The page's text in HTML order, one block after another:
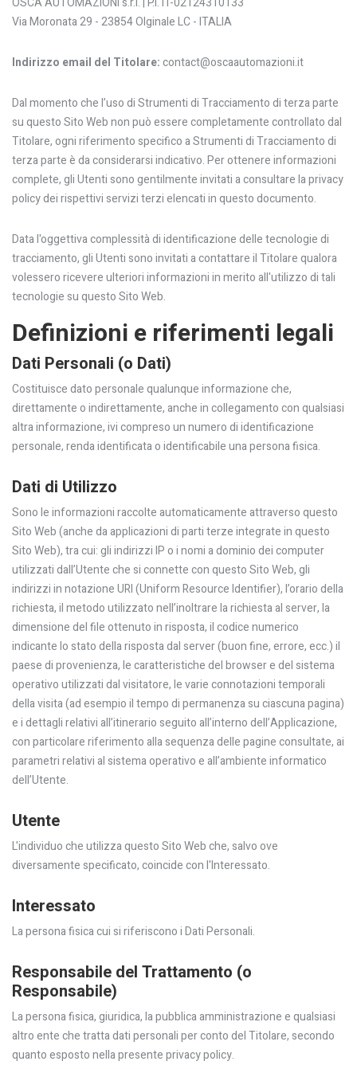
Via Moronata 29 - 23854 Olginale LC - ITALIA
Indirizzo email del Titolare:contact@oscaautomazioni.it
Dal momento che l’uso di Strumenti di Tracciamento di terza parte
su questo Sito Web non può essere completamente controllato dal
Titolare, ogni riferimento specifico a Strumenti di Tracciamento di
terza parte è da considerarsi indicativo. Per ottenere informazioni
complete, gli Utenti sono gentilmente invitati a consultare la privacy
policy dei rispettivi servizi terzi elencati in questo documento.
Data l'oggettiva complessità di identificazione delle tecnologie di
tracciamento, gli Utenti sono invitati a contattare il Titolare qualora
volessero ricevere ulteriori informazioni in merito all'utilizzo di tali
tecnologie su questo Sito Web.
Definizioni e riferimenti legali
Dati Personali (o Dati)
Costituisce dato personale qualunque informazione che,
direttamente o indirettamente, anche in collegamento con qualsiasi
altra informazione, ivi compreso un numero di identificazione
personale, renda identificata o identificabile una persona fisica.
Dati di Utilizzo
Sono le informazioni raccolte automaticamente attraverso questo
Sito Web (anche da applicazioni di parti terze integrate in questo
Sito Web), tra cui: gli indirizzi IP o i nomi a dominio dei computer
utilizzati dall’Utente che si connette con questo Sito Web, gli
indirizzi in notazione URI (Uniform Resource Identifier), l’orario della
richiesta, il metodo utilizzato nell’inoltrare la richiesta al server, la
dimensione del file ottenuto in risposta, il codice numerico
indicante lo stato della risposta dal server (buon fine, errore, ecc.) il
paese di provenienza, le caratteristiche del browser e del sistema
operativo utilizzati dal visitatore, le varie connotazioni temporali
della visita (ad esempio il tempo di permanenza su ciascuna pagina)
e i dettagli relativi all’itinerario seguito all’interno dell’Applicazione,
con particolare riferimento alla sequenza delle pagine consultate, ai
parametri relativi al sistema operativo e all’ambiente informatico
dell’Utente.
Utente
L'individuo che utilizza questo Sito Web che, salvo ove
diversamente specificato, coincide con l'Interessato.
Interessato
La persona fisica cui si riferiscono i Dati Personali.
Responsabile del Trattamento (o
Responsabile)
La persona fisica, giuridica, la pubblica amministrazione e qualsiasi
altro ente che tratta dati personali per conto del Titolare, secondo
quanto esposto nella presente privacy policy.